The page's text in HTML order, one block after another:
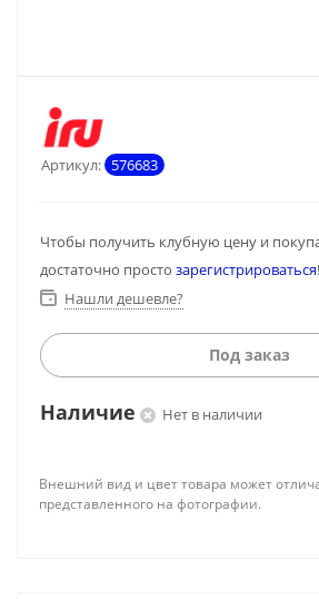
Артикул: 576683
Чтобы получить клубную цену и
достаточно просто зарегистрироваться!
Нашли дешевле?
Под заказ
Наличие Нет в наличии
Внешний вид и цвет товара может
представленного на фотографии.